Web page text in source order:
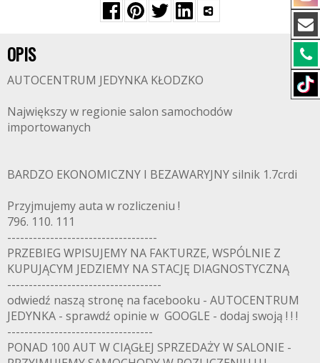
OPIS
AUTOCENTRUM JEDYNKA KŁODZKO
Największy w regionie salon samochodów
importowanych
BARDZO EKONOMICZNY I BEZAWARYJNY silnik 1.7crdi
Przyjmujemy auta w rozliczeniu !
796. 110. 111
-----------------------------------
PRZEBIEG WPISUJEMY NA FAKTURZE, WSPÓLNIE Z
KUPUJĄCYM JEDZIEMY NA STACJĘ DIAGNOSTYCZNĄ
------------------------------------
odwiedź naszą stronę na facebooku - AUTOCENTRUM
JEDYNKA - sprawdź opinie w GOOGLE - dodaj swoją ! ! !
----------------------------------
PONAD 100 AUT W CIĄGŁEJ SPRZEDAŻY W SALONIE -